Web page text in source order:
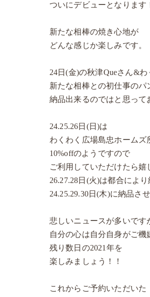
ついにデビューとなります
新たな相棒の焼き心地が
どんな感じか楽しみです。
24日(金)の秋津Queさん&
新たな相棒との初仕事のパ
納品出来るのではと思って
24.25.26日(日)は
わくわく広場島忠ホームズ
10%offのようですので
ご利用していただけたら嬉
26.27.28日(火)は都合によ
24.25.29.30日(木)に納品さ
悲しいニュースが多いです
自分の心は自分自身がご機
残り数日の2021年を
楽しみましょう！！
これからご予約いただいた